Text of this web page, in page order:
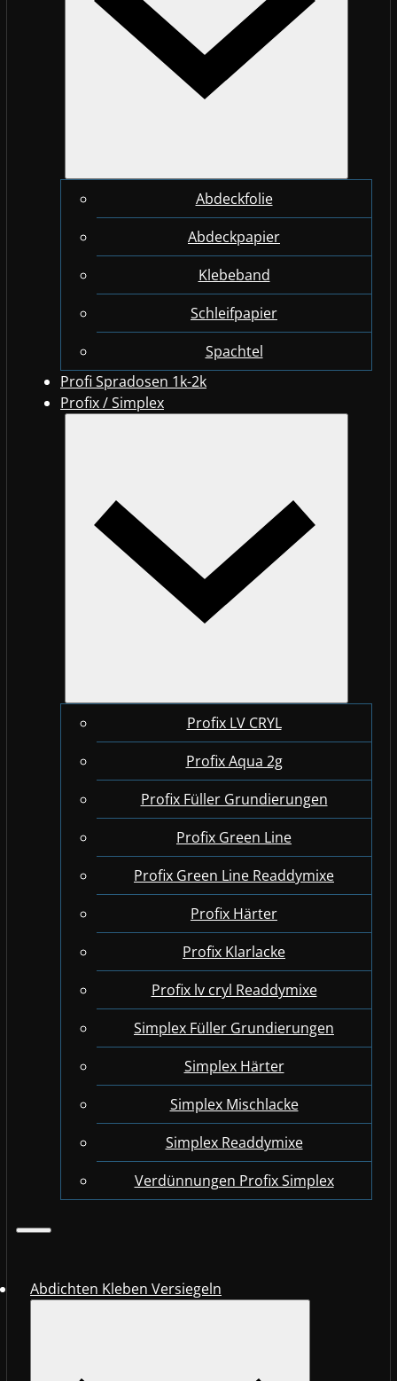
Abdeckfolie
Abdeckpapier
Klebeband
Schleifpapier
Spachtel
Profi Spradosen 1k-2k
Profix / Simplex
Profix LV CRYL
Profix Aqua 2g
Profix Füller Grundierungen
Profix Green Line
Profix Green Line Readdymixe
Profix Härter
Profix Klarlacke
Profix lv cryl Readdymixe
Simplex Füller Grundierungen
Simplex Härter
Simplex Mischlacke
Simplex Readdymixe
Verdünnungen Profix Simplex
Abdichten Kleben Versiegeln